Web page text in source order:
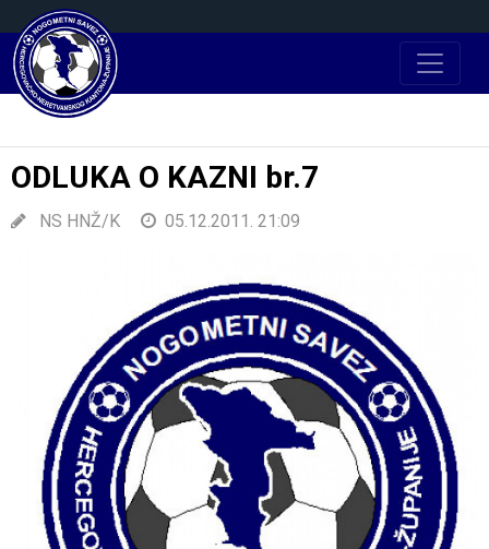
ODLUKA O KAZNI br.7
NS HNŽ/K 05.12.2011. 21:09